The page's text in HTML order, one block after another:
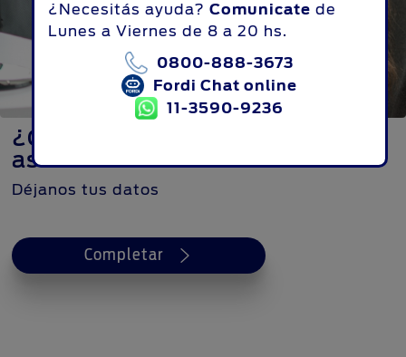
¿Necesitás ayuda? Comunicate de
Lunes a Viernes de 8 a 20 hs.
0800-888-3673
Fordi Chat online
11-3590-9236
¿Querés que te contacte un
asesor de ventas?
Déjanos tus datos
Completar